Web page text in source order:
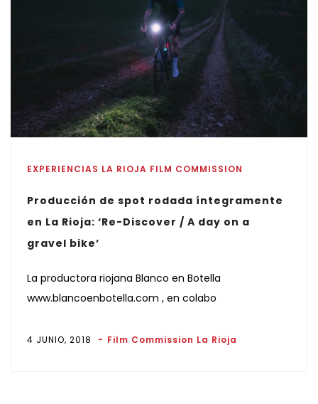
EXPERIENCIAS LA RIOJA FILM COMMISSION
Producción de spot rodada íntegramente
en La Rioja: ‘Re-Discover / A day on a
gravel bike’
La productora riojana Blanco en Botella
www.blancoenbotella.com , en colabo
4 JUNIO, 2018 Film Commission La Rioja